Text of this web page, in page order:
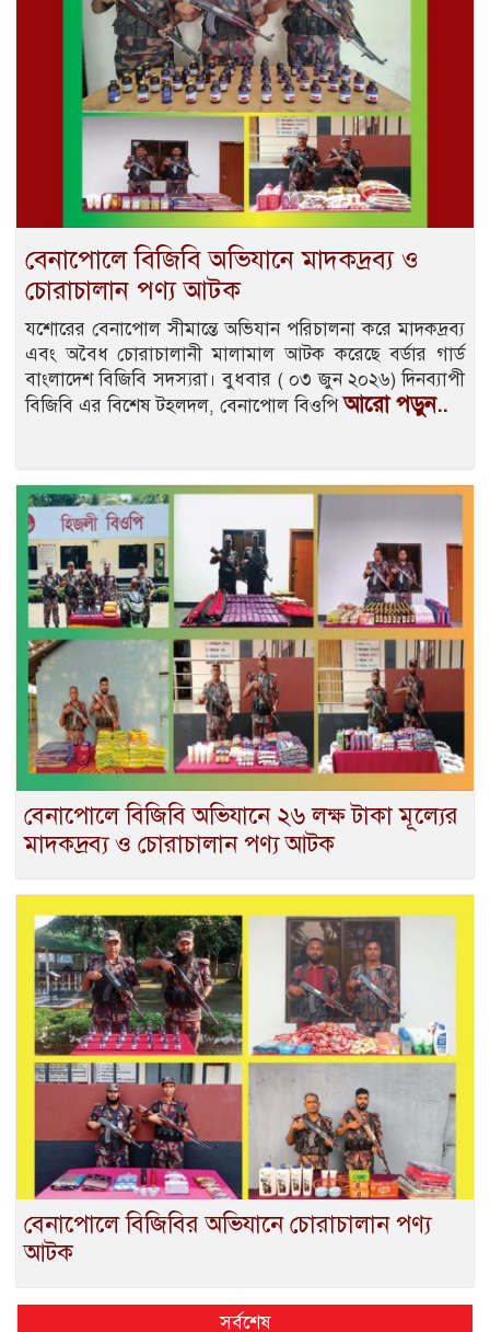
বেনাপোলে বিজিবি অভিযানে মাদকদ্রব্য ও
চোরাচালান পণ্য আটক
যশোরের বেনাপোল সীমান্তে অভিযান পরিচালনা করে মাদকদ্রব্য
এবং অবৈধ চোরাচালানী মালামাল আটক করেছে বর্ডার গার্ড
বাংলাদেশ বিজিবি সদস্যরা। বুধবার ( ০৩ জুন ২০২৬) দিনব্যাপী
বিজিবি এর বিশেষ টহলদল, বেনাপোল বিওপিআরো পড়ুন..
বেনাপোলে বিজিবি অভিযানে ২৬ লক্ষ টাকা মূল্যের
মাদকদ্রব্য ও চোরাচালান পণ্য আটক
বেনাপোলে বিজিবির অভিযানে চোরাচালান পণ্য
আটক
সর্বশেষ